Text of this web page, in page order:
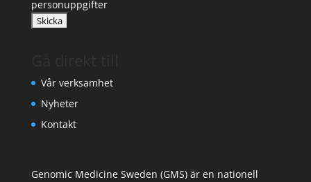
personuppgifter
Vår verksamhet
Nyheter
Kontakt
Genomic Medicine Sweden (GMS) är en nationell